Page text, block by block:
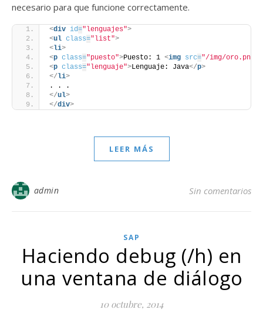
necesario para que funcione correctamente.
<div id="lenguajes">
<ul class="list">
<li>
<p class="puesto">Puesto: 1 <img src="/img/oro.png"
<p class="lenguaje">Lenguaje: Java</p>
</li>
. . .
</ul>
</div>
LEER MÁS
admin Sin comentarios
SAP
Haciendo debug (/h) en
una ventana de diálogo
10 octubre, 2014